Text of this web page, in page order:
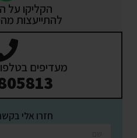
הקליקו על
להתייעצות
מעדיפים
חזרו אלי
השאירו פרטים